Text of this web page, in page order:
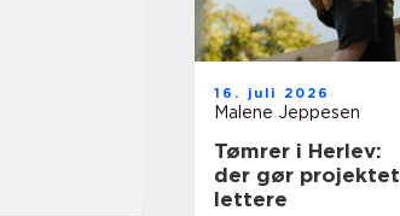
16. juli 2026
Malene Jeppesen
Tømrer i Herlev:
der gør projektet
lettere